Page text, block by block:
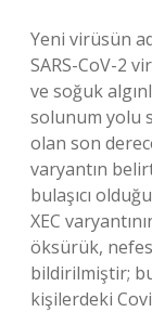
Yeni virüsün
SARS-CoV-2
ve soğuk
solunum yolu
olan son
varyantın
bulaşıcı
XEC
öksürük, nefes
bildirilmiştir;
kişilerdeki